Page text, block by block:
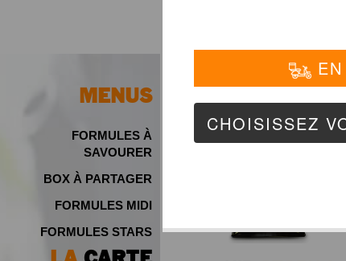
MENUS
FORMULES À
SAVOURER
BOX À PARTAGER
FORMULES MIDI
FORMULES STARS